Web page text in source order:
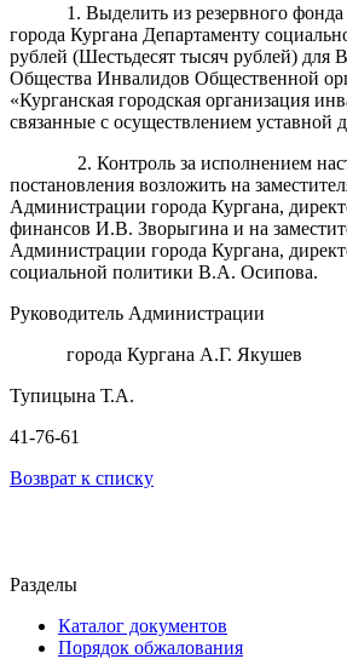
1. Выделить из резервного
города Кургана Департаменту
рублей (Шестьдесят тысяч рублей) для
Общества Инвалидов Общественной
«Курганская городская организация
связанные с осуществлением уставной
2. Контроль за исполнением
постановления возложить на
Администрации города Кургана,
финансов И.В. Зворыгина и на
Администрации города Кургана,
социальной политики В.А. Осипова.
Руководитель Администрации
города Кургана А.Г. Якушев
Тупицына Т.А.
41-76-61
Возврат к списку
Разделы
Каталог документов
Порядок обжалования